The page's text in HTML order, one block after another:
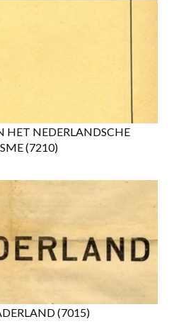
HET NEDERLANDSCHE
(7210)
(7015)